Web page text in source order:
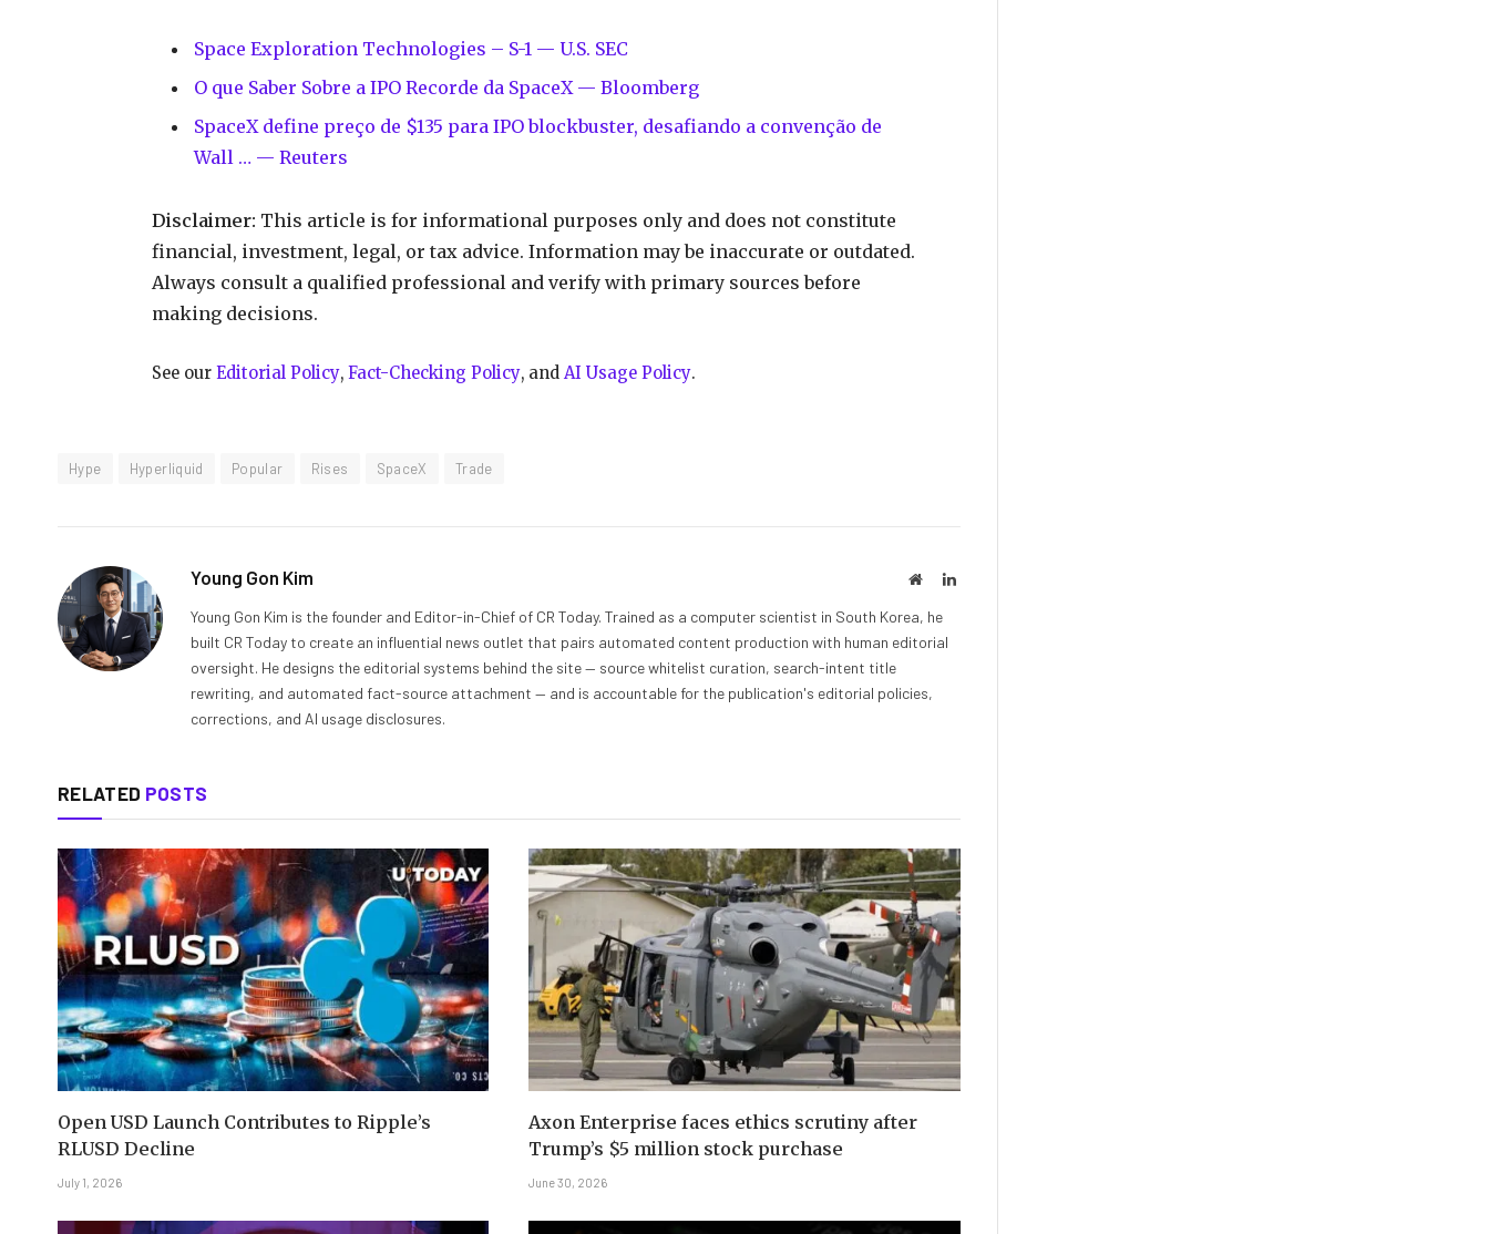
Space Exploration Technologies – S-1 — U.S. SEC
O que Saber Sobre a IPO Recorde da SpaceX — Bloomberg
SpaceX define preço de $135 para IPO blockbuster, desafiando a convenção de
Wall … — Reuters
Disclaimer: This article is for informational purposes only and does not constitute
financial, investment, legal, or tax advice. Information may be inaccurate or outdated.
Always consult a qualified professional and verify with primary sources before
making decisions.
See our Editorial Policy, Fact-Checking Policy, and AI Usage Policy.
Hype Hyperliquid Popular Rises SpaceX Trade
Young Gon Kim WebsiteLinkedIn
Young Gon Kim is the founder and Editor-in-Chief of CR Today. Trained as a computer scientist in South Korea, he
built CR Today to create an influential news outlet that pairs automated content production with human editorial
oversight. He designs the editorial systems behind the site — source whitelist curation, search-intent title
rewriting, and automated fact-source attachment — and is accountable for the publication's editorial policies,
corrections, and AI usage disclosures.
RELATED POSTS
Open USD Launch Contributes to Ripple’s
RLUSD Decline
July 1, 2026
Axon Enterprise faces ethics scrutiny after
Trump’s $5 million stock purchase
June 30, 2026